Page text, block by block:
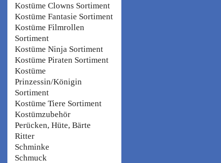
Kostüme Clowns Sortiment
Kostüme Fantasie Sortiment
Kostüme Filmrollen
Sortiment
Kostüme Ninja Sortiment
Kostüme Piraten Sortiment
Kostüme
Prinzessin/Königin
Sortiment
Kostüme Tiere Sortiment
Kostümzubehör
Perücken, Hüte, Bärte
Ritter
Schminke
Schmuck